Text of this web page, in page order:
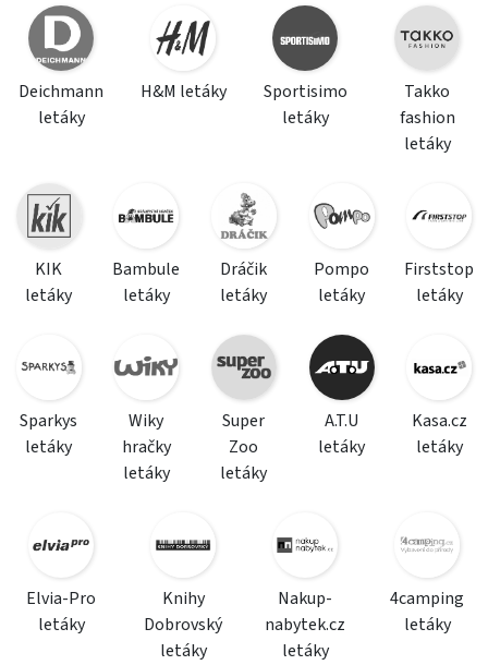
Deichmann
letáky
H&M letáky
Sportisimo
letáky
Takko
fashion
letáky
KIK
letáky
Bambule
letáky
Dráčik
letáky
Pompo
letáky
Firststop
letáky
Sparkys
letáky
Wiky
hračky
letáky
Super
Zoo
letáky
A.T.U
letáky
Kasa.cz
letáky
Elvia-Pro
letáky
Knihy
Dobrovský
letáky
Nakup-
nabytek.cz
letáky
4camping
letáky